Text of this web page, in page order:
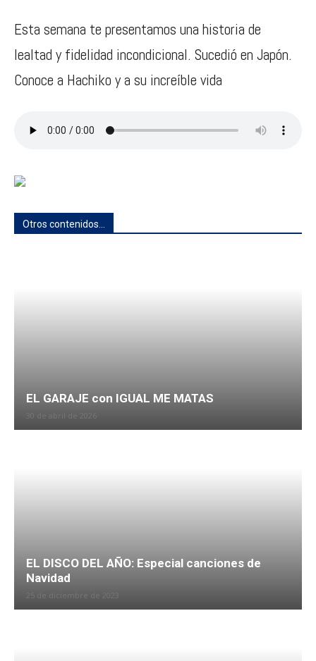
Esta semana te presentamos una historia de
lealtad y fidelidad incondicional. Sucedió en Japón.
Conoce a Hachiko y a su increíble vida
Otros contenidos...
EL GARAJE con IGUAL ME MATAS
30 de abril de 2026
EL DISCO DEL AÑO: Especial canciones de
Navidad
25 de diciembre de 2023